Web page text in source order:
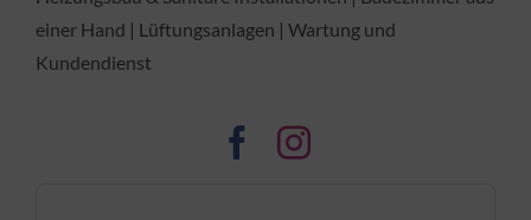
einer Hand | Lüftungsanlagen | Wartung und
Kundendienst